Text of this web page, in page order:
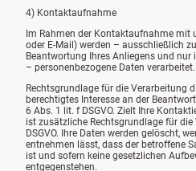
4) Kontaktaufnahme
Im Rahmen der Kontaktaufnahme mit
oder E-Mail) werden – ausschließlich
Beantwortung Ihres Anliegens und
– personenbezogene Daten verarbeitet.
Rechtsgrundlage für die Verarbeitung
berechtigtes Interesse an der
6 Abs. 1 lit. f DSGVO. Zielt Ihre
ist zusätzliche Rechtsgrundlage für
DSGVO. Ihre Daten werden gelöscht,
entnehmen lässt, dass der betroffene
ist und sofern keine gesetzlichen
entgegenstehen.